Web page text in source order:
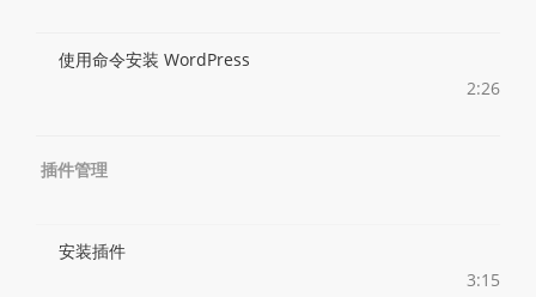
使用命令安装 WordPress
2:26
插件管理
安装插件
3:15